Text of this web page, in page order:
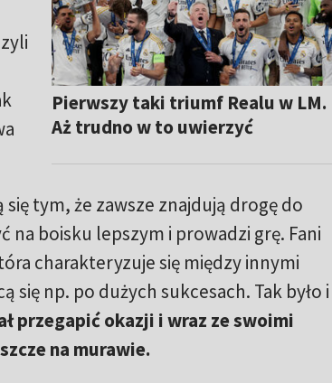
Pierwszy taki triumf Realu w LM.
Aż trudno w to uwierzyć
tym, że zawsze znajdują drogę do
na boisku lepszym i prowadzi grę. Fani
charakteryzuje się między innymi
się np. po dużych sukcesach. Tak było i
przegapić okazji i wraz ze swoimi
na murawie.